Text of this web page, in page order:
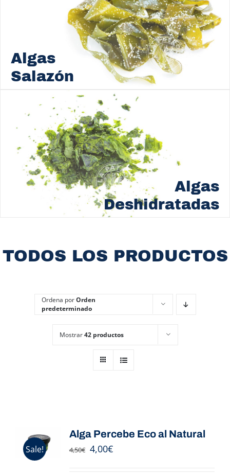
Algas
Salazón
Algas
Deshidratadas
TODOS LOS PRODUCTOS
Ordena porOrden
predeterminado
Mostrar42 productos
Sale!
Alga Percebe Eco al Natural
4,50€ 4,00€